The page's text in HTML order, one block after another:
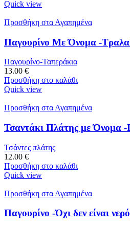
Quick view
Προσθήκη στα Αγαπημένα
Παγουρίνο Με Όνομα -
Παγουρίνο-Ταπεράκια
13.00 €
Προσθήκη στο καλάθι
Quick view
Προσθήκη στα Αγαπημένα
Τσαντάκι Πλάτης με Όνομα
Τσάντες πλάτης
12.00 €
Προσθήκη στο καλάθι
Quick view
Προσθήκη στα Αγαπημένα
Παγουρίνο -Όχι δεν είναι